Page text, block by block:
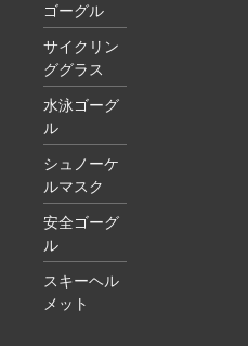
ゴーグル
サイクリン
ググラス
水泳ゴーグ
ル
シュノーケ
ルマスク
安全ゴーグ
ル
スキーヘル
メット